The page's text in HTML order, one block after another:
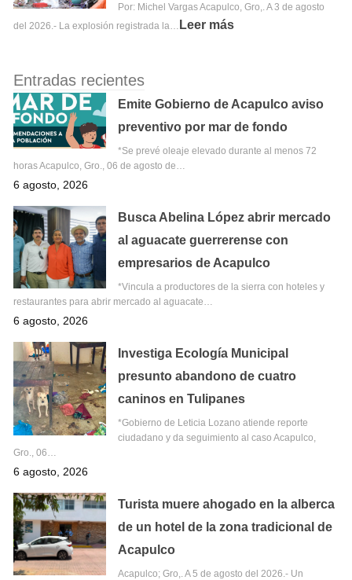
Por: Michel Vargas Acapulco, Gro,. A 3 de agosto
del 2026.- La explosión registrada la…
Leer más
Entradas recientes
Emite Gobierno de Acapulco aviso
preventivo por mar de fondo
*Se prevé oleaje elevado durante al menos 72
horas Acapulco, Gro., 06 de agosto de…
6 agosto, 2026
Busca Abelina López abrir mercado
al aguacate guerrerense con
empresarios de Acapulco
*Vincula a productores de la sierra con hoteles y
restaurantes para abrir mercado al aguacate…
6 agosto, 2026
Investiga Ecología Municipal
presunto abandono de cuatro
caninos en Tulipanes
*Gobierno de Leticia Lozano atiende reporte
ciudadano y da seguimiento al caso Acapulco,
Gro., 06…
6 agosto, 2026
Turista muere ahogado en la alberca
de un hotel de la zona tradicional de
Acapulco
Acapulco; Gro,. A 5 de agosto del 2026.- Un